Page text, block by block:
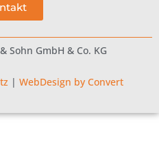
Sohn GmbH & Co. KG
| WebDesign by Convert